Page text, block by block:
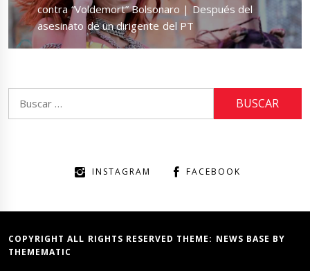
post:
contra “Voldemort” Bolsonaro | Después del
asesinato de un dirigente del PT
INSTAGRAM FACEBOOK
COPYRIGHT ALL RIGHTS RESERVED THEME: NEWS BASE BY
THEMEMATIC